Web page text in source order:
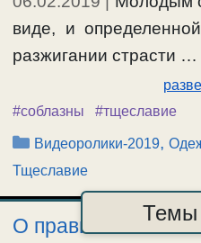
виде, и
разжигании страсти …
#соблазны
#тщеславие
Рубрики
Видеоролики-2019,
Тщеславие
О правильном
Темы